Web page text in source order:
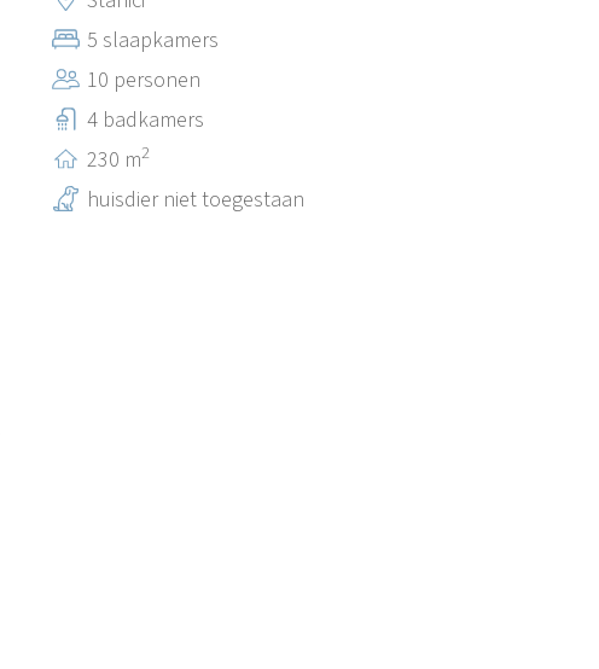
5 slaapkamers
10 personen
4 badkamers
230 m2
huisdier niet toegestaan